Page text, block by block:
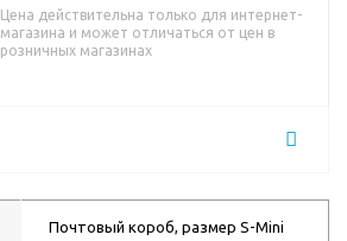
Цена действительна только для интернет-
магазина и может отличаться от цен в
розничных магазинах
Почтовый короб, размер S-Mini